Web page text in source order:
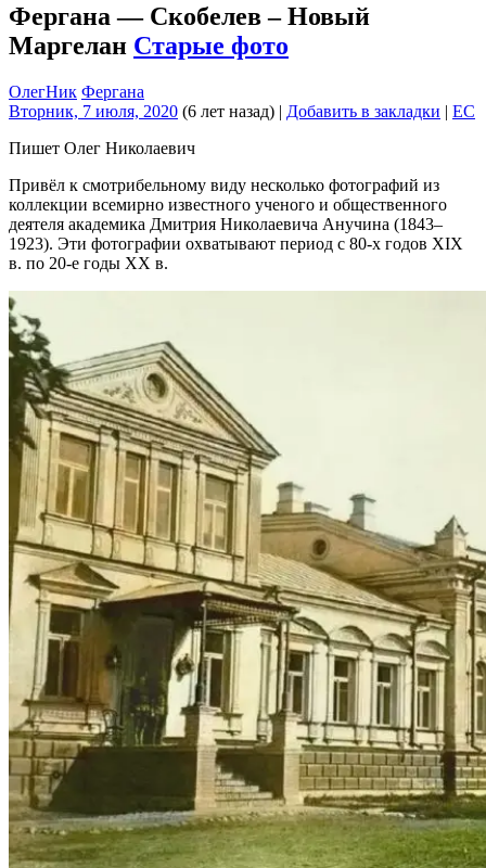
Фергана — Скобелев – Новый
Маргелан Старые фото
ОлегНик Фергана
Вторник, 7 июля, 2020 (6 лет назад) | Добавить в закладки | EC
Пишет Олег Николаевич
Привёл к смотрибельному виду несколько фотографий из
коллекции всемирно известного ученого и общественного
деятеля академика Дмитрия Николаевича Анучина (1843–
1923). Эти фотографии охватывают период с 80-х годов XIX
в. по 20-е годы XX в.